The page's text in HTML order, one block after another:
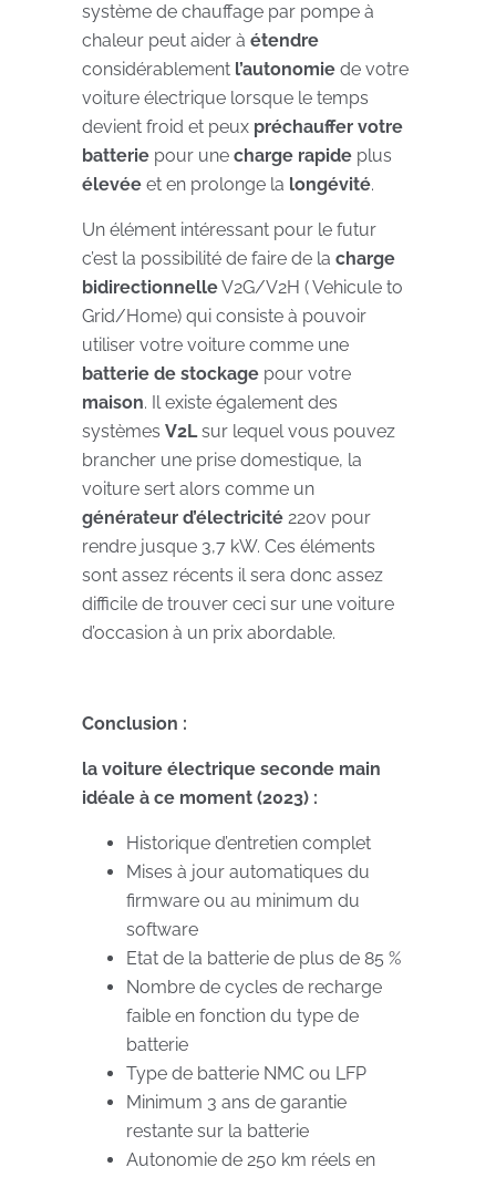
système de chauffage par pompe à
chaleur peut aider à étendre
considérablement l’autonomie de votre
voiture électrique lorsque le temps
devient froid et peux préchauffer votre
batterie pour une charge rapide plus
élevée et en prolonge la longévité.
Un élément intéressant pour le futur
c’est la possibilité de faire de la charge
bidirectionnelleV2G/V2H ( Vehicule to
Grid/Home) qui consiste à pouvoir
utiliser votre voiture comme une
batterie de stockage pour votre
maison. Il existe également des
systèmes V2Lsur lequel vous pouvez
brancher une prise domestique, la
voiture sert alors comme un
générateur d’électricité 220v pour
rendre jusque 3,7 kW. Ces éléments
sont assez récents il sera donc assez
difficile de trouver ceci sur une voiture
d’occasion à un prix abordable.
Conclusion :
la voiture électrique seconde main
idéale à ce moment (2023) :
Historique d’entretien complet
Mises à jour automatiques du
firmware ou au minimum du
software
Etat de la batterie de plus de 85 %
Nombre de cycles de recharge
faible en fonction du type de
batterie
Type de batterie NMC ou LFP
Minimum 3 ans de garantie
restante sur la batterie
Autonomie de 250 km réels en